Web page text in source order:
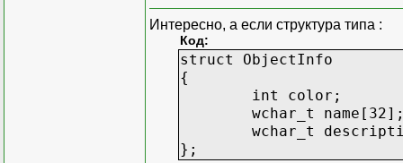
Интересно, а если структура типа :
Код:
struct ObjectInfo
{
int color;
wchar_t
wchar_t
};